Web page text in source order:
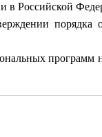
в Российской
порядка